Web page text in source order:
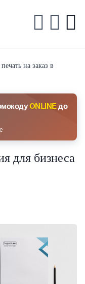
на заказ в
ONLINEдо
для бизнеса